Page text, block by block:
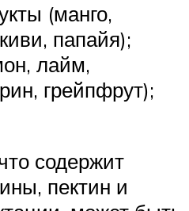
(манго,
папайя);
лайм,
грейпфрут);
содержит
пектин и